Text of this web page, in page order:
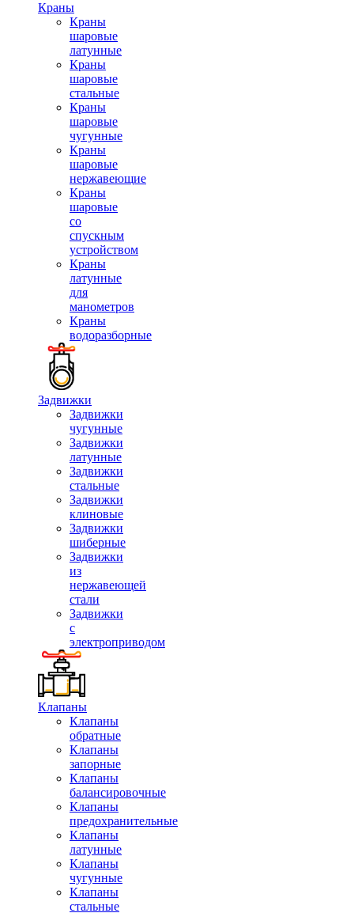
Краны
Краны
шаровые
латунные
Краны
шаровые
стальные
Краны
шаровые
чугунные
Краны
шаровые
нержавеющие
Краны
шаровые
со
спускным
устройством
Краны
латунные
для
манометров
Краны
водоразборные
Задвижки
Задвижки
чугунные
Задвижки
латунные
Задвижки
стальные
Задвижки
клиновые
Задвижки
шиберные
Задвижки
из
нержавеющей
стали
Задвижки
с
электроприводом
Клапаны
Клапаны
обратные
Клапаны
запорные
Клапаны
балансировочные
Клапаны
предохранительные
Клапаны
латунные
Клапаны
чугунные
Клапаны
стальные